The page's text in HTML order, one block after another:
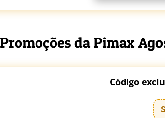
Promoções da Pimax
Código